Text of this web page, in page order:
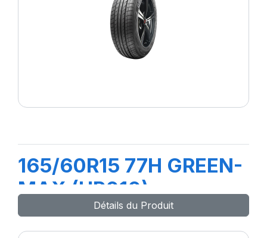
165/60R15 77H GREEN-
MAX (HP010)
Détails du Produit